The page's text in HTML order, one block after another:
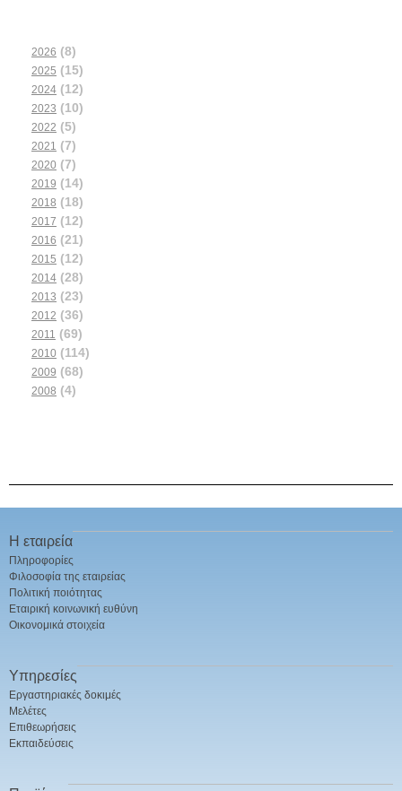
2026 (8)
2025 (15)
2024 (12)
2023 (10)
2022 (5)
2021 (7)
2020 (7)
2019 (14)
2018 (18)
2017 (12)
2016 (21)
2015 (12)
2014 (28)
2013 (23)
2012 (36)
2011 (69)
2010 (114)
2009 (68)
2008 (4)
Η εταιρεία
Πληροφορίες
Φιλοσοφία της εταιρείας
Πολιτική ποιότητας
Εταιρική κοινωνική ευθύνη
Οικονομικά στοιχεία
Υπηρεσίες
Εργαστηριακές δοκιμές
Μελέτες
Επιθεωρήσεις
Εκπαιδεύσεις